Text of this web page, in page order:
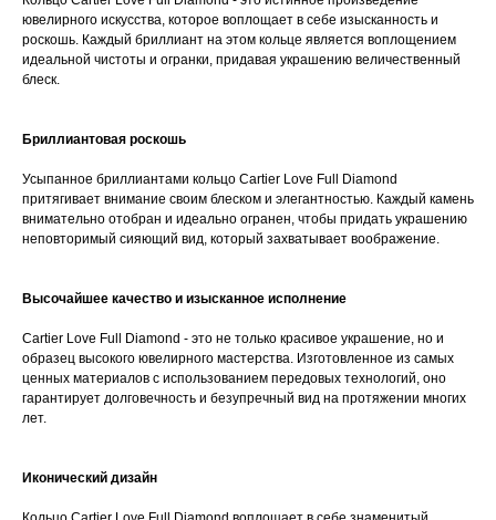
ювелирного искусства, которое воплощает в себе изысканность и
роскошь. Каждый бриллиант на этом кольце является воплощением
идеальной чистоты и огранки, придавая украшению величественный
блеск.
Бриллиантовая роскошь
Усыпанное бриллиантами кольцо Cartier Love Full Diamond
притягивает внимание своим блеском и элегантностью. Каждый камень
внимательно отобран и идеально огранен, чтобы придать украшению
неповторимый сияющий вид, который захватывает воображение.
Высочайшее качество и изысканное исполнение
Cartier Love Full Diamond - это не только красивое украшение, но и
образец высокого ювелирного мастерства. Изготовленное из самых
ценных материалов с использованием передовых технологий, оно
гарантирует долговечность и безупречный вид на протяжении многих
лет.
Иконический дизайн